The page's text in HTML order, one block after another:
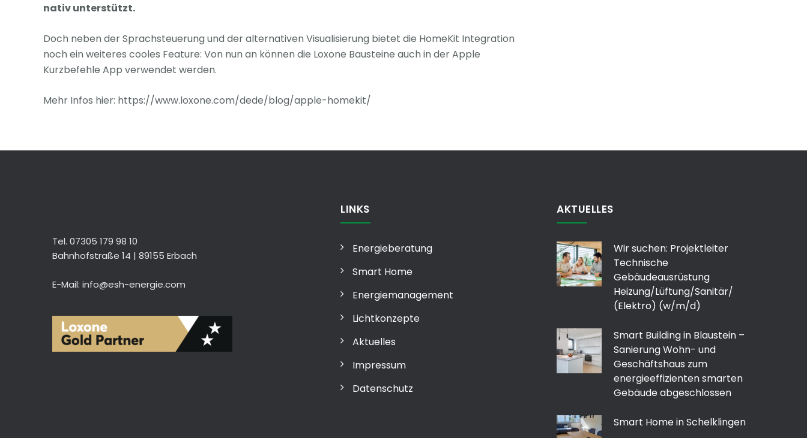
nativ unterstützt.
Doch neben der Sprachsteuerung und der alternativen Visualisierung bietet die HomeKit Integration
noch ein weiteres cooles Feature: Von nun an können die Loxone Bausteine auch in der Apple
Kurzbefehle App verwendet werden.
Mehr Infos hier: https://www.loxone.com/dede/blog/apple-homekit/
Tel. 07305 179 98 10
Bahnhofstraße 14 | 89155 Erbach
E-Mail: info@esh-energie.com
LINKS
Energieberatung
Smart Home
Energiemanagement
Lichtkonzepte
Aktuelles
Impressum
Datenschutz
AKTUELLES
Wir suchen: Projektleiter
Technische
Gebäudeausrüstung
Heizung/Lüftung/Sanitär/
(Elektro) (w/m/d)
Smart Building in Blaustein –
Sanierung Wohn- und
Geschäftshaus zum
energieeffizienten smarten
Gebäude abgeschlossen
Smart Home in Schelklingen